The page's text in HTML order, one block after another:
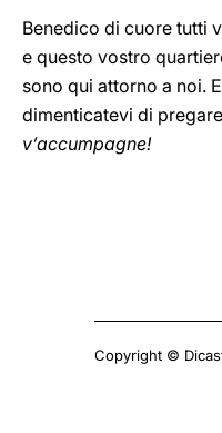
Benedico di cuore tutti
e questo vostro
sono qui attorno a noi.
dimenticatevi di
v’accumpagne!
Copyright ©